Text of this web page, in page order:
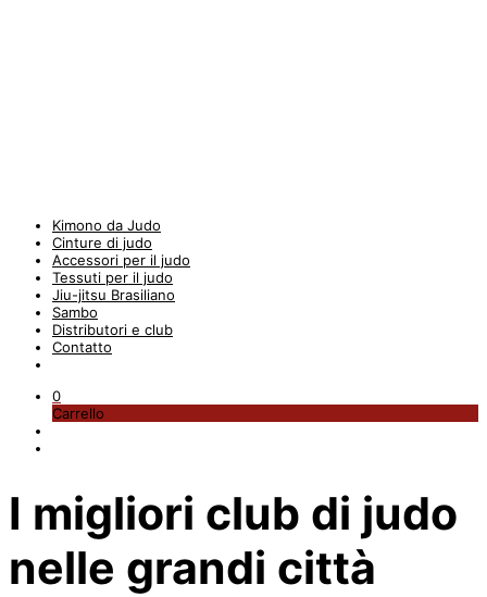
Kimono da Judo
Cinture di judo
Accessori per il judo
Tessuti per il judo
Jiu-jitsu Brasiliano
Sambo
Distributori e club
Contatto
0
Carrello
I migliori club di judo
nelle grandi città